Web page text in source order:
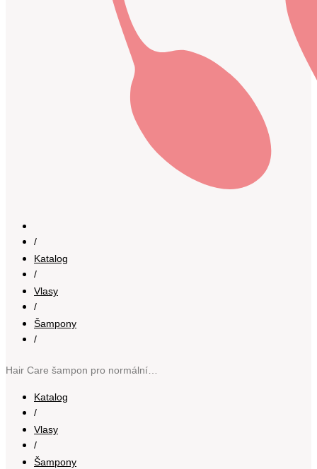
/
Katalog
/
Vlasy
/
Šampony
/
Katalog
/
Vlasy
/
Šampony